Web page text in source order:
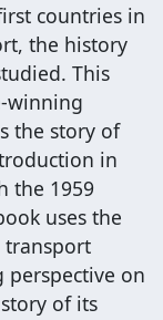
countries in
the history
This
winning
the story of
in
the 1959
uses the
transport
perspective on
of its